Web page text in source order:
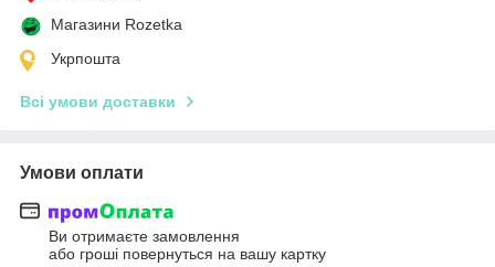
Магазини Rozetka
Укрпошта
Всі умови доставки
Умови оплати
Ви отримаєте замовлення
або гроші повернуться на вашу картку